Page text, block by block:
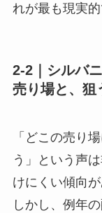
れが最も現実的
2-2｜シルバ
売り場と、狙
「どこの売り
う」という声
けにくい傾向が
しかし、例年